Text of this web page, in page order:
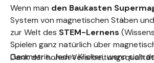
Wenn man den Baukasten
System von magnetischen Stäben
zur Welt des STEM-Lernens
Spielen ganz natürlich über
Geometrie. Jedes Klicken, wenn sich
Dank der hohen